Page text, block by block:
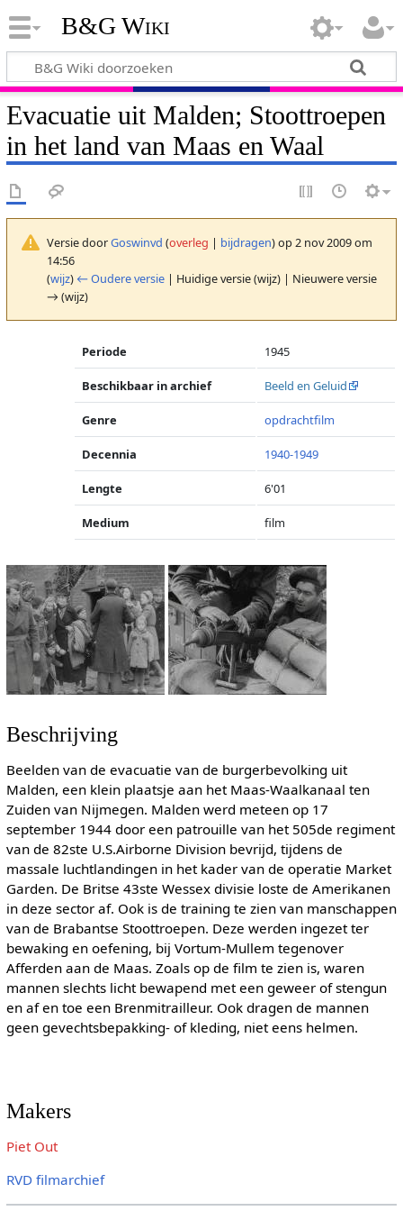
B&G Wiki
Evacuatie uit Malden; Stoottroepen
in het land van Maas en Waal
Versie doorGoswinvd (overleg | bijdragen)op 2 nov 2009 om
14:56
(wijz) ← Oudere versie| Huidige versie (wijz) | Nieuwere versie
→ (wijz)
Periode 1945
Beschikbaar in archief Beeld en Geluid
Genre opdrachtfilm
Decennia 1940-1949
Lengte 6'01
Medium film
Beschrijving
Beelden van de evacuatie van de burgerbevolking uit
Malden, een klein plaatsje aan het Maas-Waalkanaal ten
Zuiden van Nijmegen. Malden werd meteen op 17
september 1944 door een patrouille van het 505de regiment
van de 82ste U.S.Airborne Division bevrijd, tijdens de
massale luchtlandingen in het kader van de operatie Market
Garden. De Britse 43ste Wessex divisie loste de Amerikanen
in deze sector af. Ook is de training te zien van manschappen
van de Brabantse Stoottroepen. Deze werden ingezet ter
bewaking en oefening, bij Vortum-Mullem tegenover
Afferden aan de Maas. Zoals op de film te zien is, waren
mannen slechts licht bewapend met een geweer of stengun
en af en toe een Brenmitrailleur. Ook dragen de mannen
geen gevechtsbepakking- of kleding, niet eens helmen.
Makers
Piet Out
RVD filmarchief